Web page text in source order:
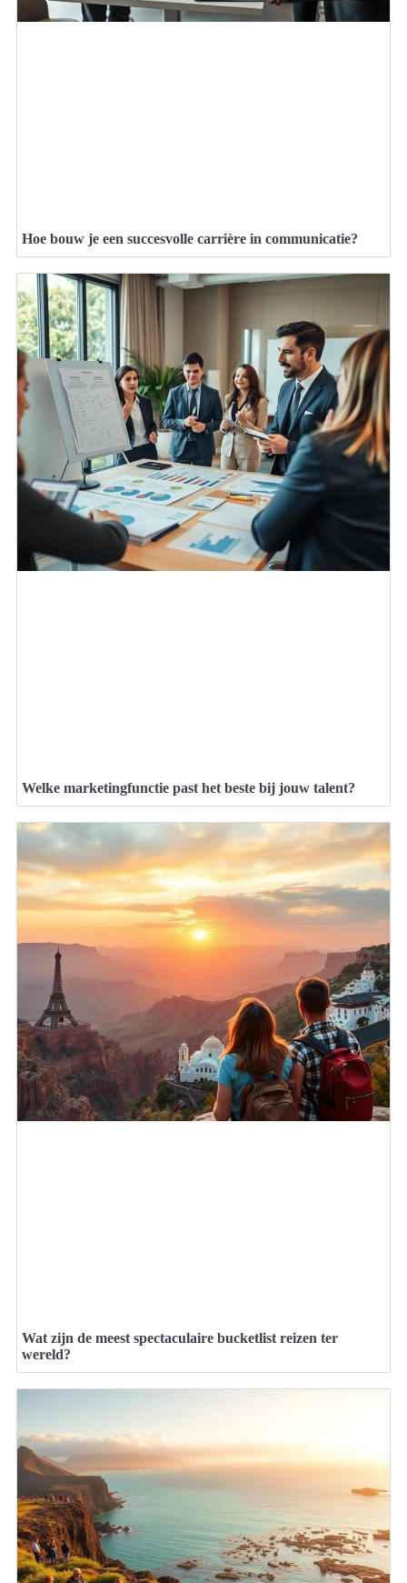
Hoe bouw je een succesvolle carrière in communicatie?
Welke marketingfunctie past het beste bij jouw talent?
Wat zijn de meest spectaculaire bucketlist reizen ter
wereld?